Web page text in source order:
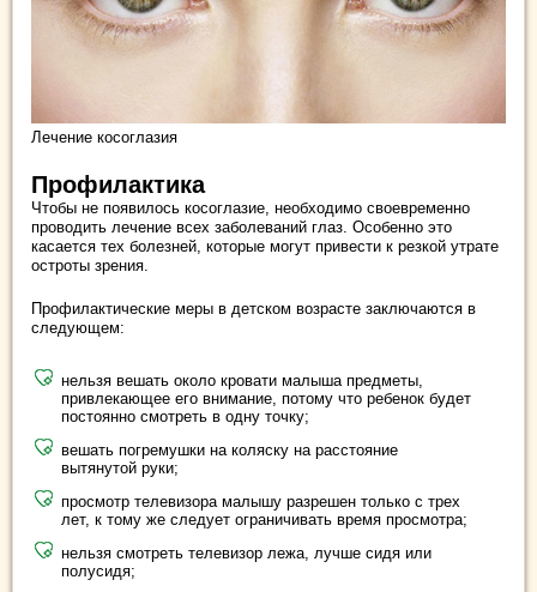
Лечение косоглазия
Профилактика
Чтобы не появилось косоглазие, необходимо своевременно
проводить лечение всех заболеваний глаз. Особенно это
касается тех болезней, которые могут привести к резкой утрате
остроты зрения.
Профилактические меры в детском возрасте заключаются в
следующем:
нельзя вешать около кровати малыша предметы,
привлекающее его внимание, потому что ребенок будет
постоянно смотреть в одну точку;
вешать погремушки на коляску на расстояние
вытянутой руки;
просмотр телевизора малышу разрешен только с трех
лет, к тому же следует ограничивать время просмотра;
нельзя смотреть телевизор лежа, лучше сидя или
полусидя;